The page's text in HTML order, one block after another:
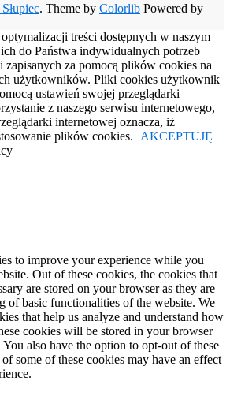
. Theme by Colorlib Powered by
treści dostępnych w naszym
do Państwa indywidualnych potrzeb
za pomocą plików cookies na
użytkowników. Pliki cookies użytkownik
ustawień swojej przeglądarki
z naszego serwisu internetowego,
internetowej oznacza, iż
plików cookies.
AKCEPTUJĘ
to improve your experience while you
Out of these cookies, the cookies that
are stored on your browser as they are
of basic functionalities of the website. We
that help us analyze and understand how
cookies will be stored in your browser
also have the option to opt-out of these
some of these cookies may have an effect